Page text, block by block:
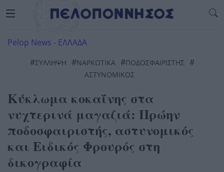
Pelop News - ΕΛΛΑΔΑ
#ΣΎΛΛΗΨΗ #ΝΑΡΚΩΤΙΚΆ #ΠΟΔΟΣΦΑΙΡΙΣΤΉΣ #
ΑΣΤΥΝΟΜΙΚΌΣ
Κύκλωμα κοκαΐνης στα
νυχτερινά μαγαζιά: Πρώην
ποδοσφαιριστής, αστυνομικός
και Ειδικός Φρουρός στη
δικογραφία